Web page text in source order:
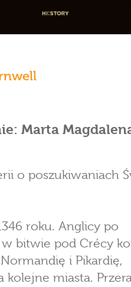
Marta
o poszukiwaniach
roku. Anglicy po
bitwie pod Crécy
i Pikardię,
kolejne miasta.